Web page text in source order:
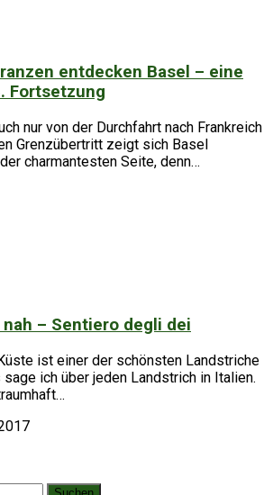
entdecken Basel – eine
Fortsetzung
nur von der Durchfahrt nach Frankreich
Grenzübertritt zeigt sich Basel
charmantesten Seite, denn…
nah – Sentiero degli dei
ist einer der schönsten Landstriche
ich über jeden Landstrich in Italien.